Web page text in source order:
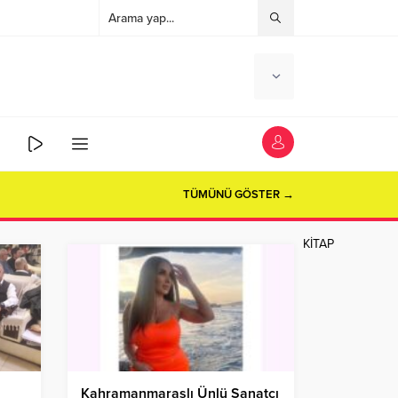
TÜMÜNÜ GÖSTER →
KİTAP
Kahramanmaraşlı Ünlü Sanatçı